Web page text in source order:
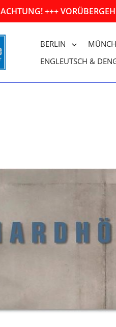
ACHTUNG! +++
BERLIN
ENGLEUTSCH &